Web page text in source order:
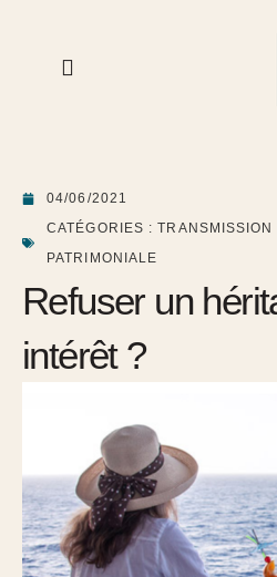
04/06/2021
CATÉGORIES : TRANSMISSION
PATRIMONIALE
Refuser un
intérêt ?